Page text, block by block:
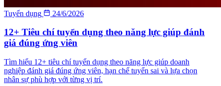
Tuyển dụng 24/6/2026
12+ Tiêu chí tuyển dụng theo năng lực giúp đánh
giá đúng ứng viên
Tìm hiểu 12+ tiêu chí tuyển dụng theo năng lực giúp doanh
nghiệp đánh giá đúng ứng viên, hạn chế tuyển sai và lựa chọn
nhân sự phù hợp với từng vị trí.